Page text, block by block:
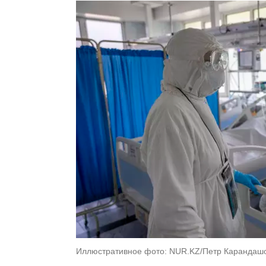
Иллюстративное фото: NUR.KZ/Петр